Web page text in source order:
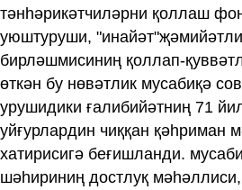
тәнһәрикәтчиләрни қоллаш
уюштуруши,
бирләшмисиниң қоллап-
өткән бу нөвәтлик мусабиқә
урушидики ғалибийәтниң 71
уйғурлардин чиққан қәһриман
хатирисигә беғишланди.
шәһириниң достлуқ мәһәллиси,